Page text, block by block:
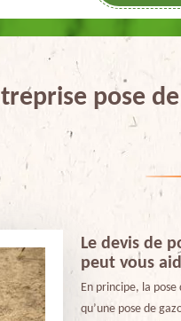
pose
Le devis de
peut vous
En principe, la
qu’une pose de